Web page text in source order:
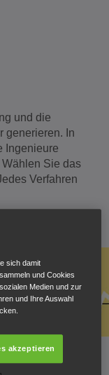
und die
generieren. In
Ingenieure
Sie das
Verfahren
sich damit
und Cookies
Medien und zur
und Ihre Auswahl
akzeptieren